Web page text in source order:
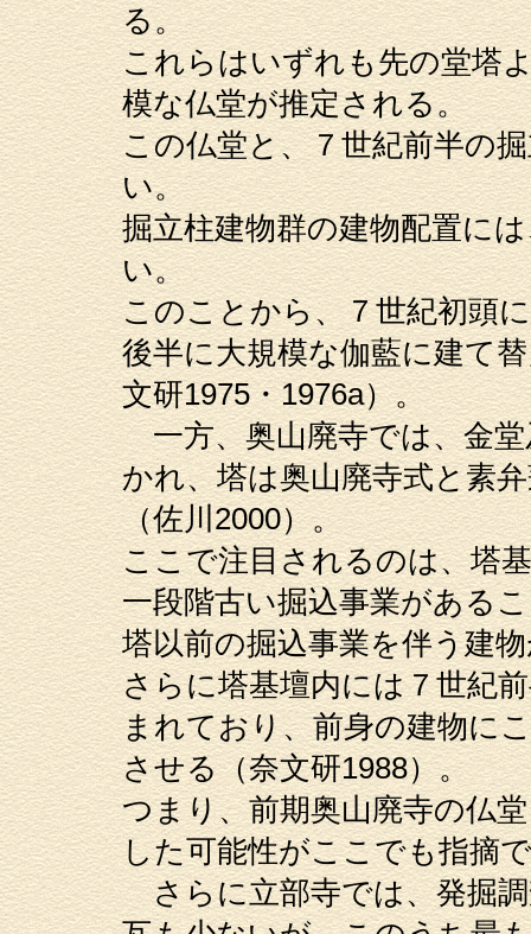
る。
これらはいずれも先の堂塔
模な仏堂が推定される。
この仏堂と、７世紀前半の
い。
掘立柱建物群の建物配置に
い。
このことから、７世紀初頭
後半に大規模な伽藍に建て
文研1975・1976a）。
一方、奥山廃寺では、金堂
かれ、塔は奥山廃寺式と素
（佐川2000）。
ここで注目されるのは、塔
一段階古い掘込事業がある
塔以前の掘込事業を伴う建
さらに塔基壇内には７世紀
まれており、前身の建物に
させる（奈文研1988）。
つまり、前期奥山廃寺の仏
した可能性がここでも指摘
さらに立部寺では、発掘調